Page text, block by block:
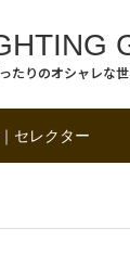
たりのオシャレな
セレクター